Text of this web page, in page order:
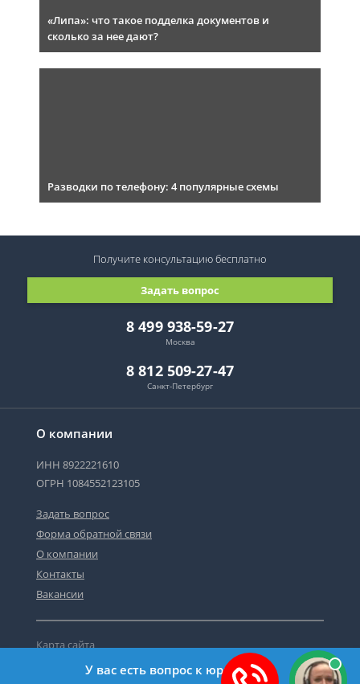
«Липа»: что такое подделка документов и
сколько за нее дают?
Разводки по телефону: 4 популярные схемы
О компании
ИНН 8922221610
ОГРН 1084552123105
Задать вопрос
Форма обратной связи
О компании
Контакты
Вакансии
Карта сайта
Политика персональных данных
8 499 938-59-27
Москва
8 812 509-27-47
Санкт-Петербург
Задать вопрос
Получите консультациюбесплатно
У вас есть вопрос к юристу?